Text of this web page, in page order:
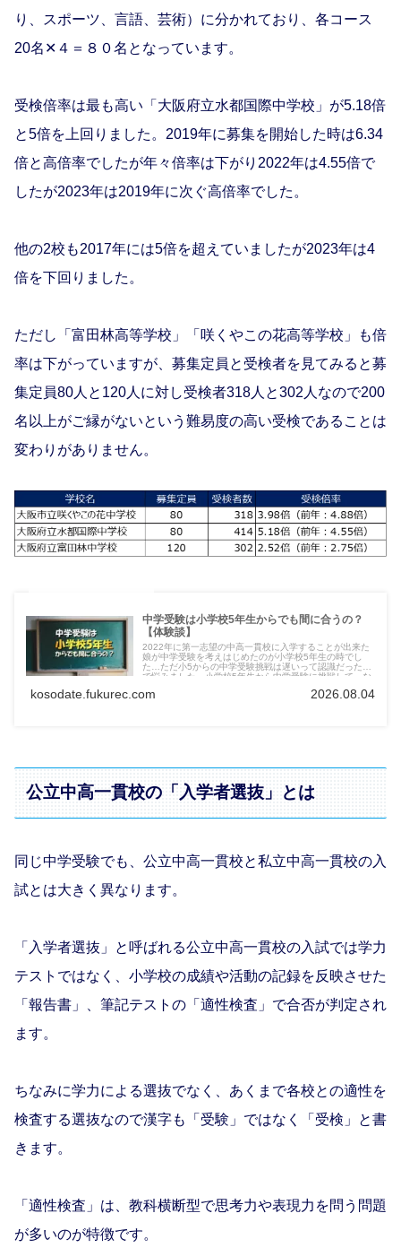
り、スポーツ、言語、芸術）に分かれており、各コース
20名✕４＝８０名となっています。
受検倍率は最も高い「大阪府立水都国際中学校」が5.18倍
と5倍を上回りました。2019年に募集を開始した時は6.34
倍と高倍率でしたが年々倍率は下がり2022年は4.55倍で
したが2023年は2019年に次ぐ高倍率でした。
他の2校も2017年には5倍を超えていましたが2023年は4
倍を下回りました。
ただし「富田林高等学校」「咲くやこの花高等学校」も倍
率は下がっていますが、募集定員と受検者を見てみると募
集定員80人と120人に対し受検者318人と302人なので200
名以上がご縁がないという難易度の高い受検であることは
変わりがありません。
中学受験は小学校5年生からでも間に合うの？
【体験談】
2022年に第一志望の中高一貫校に入学することが出来た
娘が中学受験を考えはじめたのが小学校5年生の時でし
た…ただ小5からの中学受験挑戦は遅いって認識だったの
で悩みました。小学校5年生から中学受験に挑戦して、な
kosodate.fukurec.com 2026.08.04
公立中高一貫校の「入学者選抜」とは
同じ中学受験でも、公立中高一貫校と私立中高一貫校の入
試とは大きく異なります。
「入学者選抜」と呼ばれる公立中高一貫校の入試では学力
テストではなく、小学校の成績や活動の記録を反映させた
「報告書」、筆記テストの「適性検査」で合否が判定され
ます。
ちなみに学力による選抜でなく、あくまで各校との適性を
検査する選抜なので漢字も「受験」ではなく「受検」と書
きます。
「適性検査」は、教科横断型で思考力や表現力を問う問題
が多いのが特徴です。